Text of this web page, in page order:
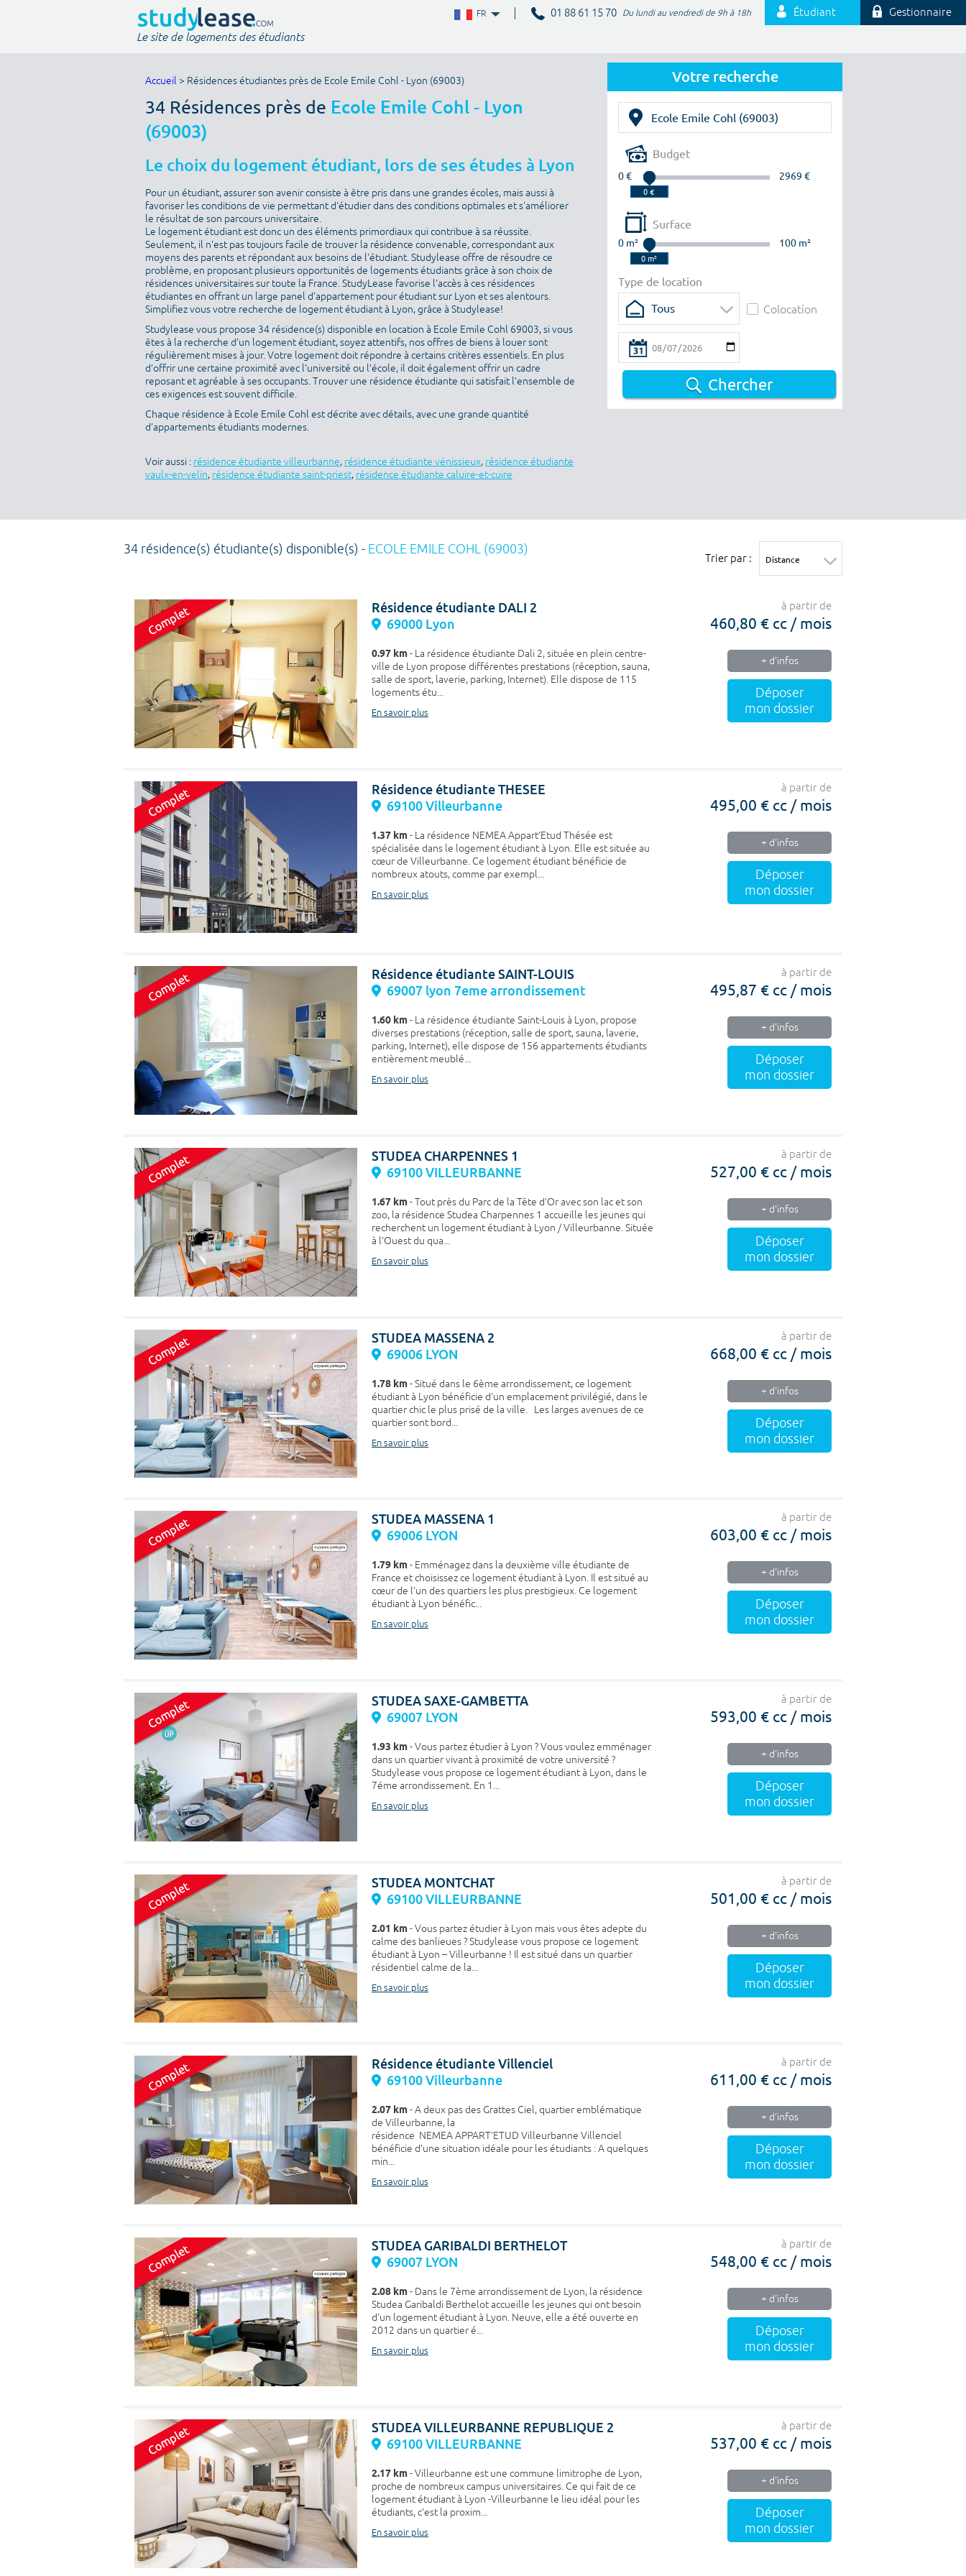
FR 01 88 61 15 70 Du lundi au vendredi de 9h à 18h Étudiant Gestionnaire
Le site de logements des étudiants
Votre recherche
Budget
0 € 2969 €
Surface
0 m² 100 m²
Type de location
Tous
Colocation
Chercher
Accueil > Résidences étudiantes près de Ecole Emile Cohl - Lyon (69003)
34 Résidences près de Ecole Emile Cohl - Lyon
(69003)
Le choix du logement étudiant, lors de ses études à Lyon
Pour un étudiant, assurer son avenir consiste à être pris dans une grandes écoles, mais aussi à
favoriser les conditions de vie permettant d'étudier dans des conditions optimales et s'améliorer
le résultat de son parcours universitaire.
Le logement étudiant est donc un des éléments primordiaux qui contribue à sa réussite.
Seulement, il n'est pas toujours facile de trouver la résidence convenable, correspondant aux
moyens des parents et répondant aux besoins de l'étudiant. Studylease offre de résoudre ce
problème, en proposant plusieurs opportunités de logements étudiants grâce à son choix de
résidences universitaires sur toute la France. StudyLease favorise l'accès à ces résidences
étudiantes en offrant un large panel d'appartement pour étudiant sur Lyon et ses alentours.
Simplifiez vous votre recherche de logement étudiant à Lyon, grâce à Studylease!
Studylease vous propose 34 résidence(s) disponible en location à Ecole Emile Cohl 69003, si vous
êtes à la recherche d’un logement étudiant, soyez attentifs, nos offres de biens à louer sont
régulièrement mises à jour. Votre logement doit répondre à certains critères essentiels. En plus
d’offrir une certaine proximité avec l’université ou l’école, il doit également offrir un cadre
reposant et agréable à ses occupants. Trouver une résidence étudiante qui satisfait l’ensemble de
ces exigences est souvent difficile.
Chaque résidence à Ecole Emile Cohl est décrite avec détails, avec une grande quantité
d’appartements étudiants modernes.
Voir aussi : résidence étudiante villeurbanne, résidence étudiante vénissieux, résidence étudiante
vaulx-en-velin, résidence étudiante saint-priest, résidence étudiante caluire-et-cuire
34 résidence(s) étudiante(s) disponible(s) - ECOLE EMILE COHL (69003)
Trier par :
Résidence étudiante DALI 2
69000 Lyon
0.97 km- La résidence étudiante Dali 2, située en plein centre-
ville de Lyon propose différentes prestations (réception, sauna,
salle de sport, laverie, parking, Internet). Elle dispose de 115
logements étu...
En savoir plus
à partir de
460,80 € cc / mois
+ d'infos
Déposer
mon dossier
Résidence étudiante THESEE
69100 Villeurbanne
1.37 km- La résidence NEMEA Appart’Etud Thésée est
spécialisée dans le logement étudiant à Lyon. Elle est située au
cœur de Villeurbanne. Ce logement étudiant bénéficie de
nombreux atouts, comme par exempl...
En savoir plus
à partir de
495,00 € cc / mois
+ d'infos
Déposer
mon dossier
Résidence étudiante SAINT-LOUIS
69007 lyon 7eme arrondissement
1.60 km- La résidence étudiante Saint-Louis à Lyon, propose
diverses prestations (réception, salle de sport, sauna, laverie,
parking, Internet), elle dispose de 156 appartements étudiants
entièrement meublé...
En savoir plus
à partir de
495,87 € cc / mois
+ d'infos
Déposer
mon dossier
STUDEA CHARPENNES 1
69100 VILLEURBANNE
1.67 km- Tout près du Parc de la Tête d'Or avec son lac et son
zoo, la résidence Studea Charpennes 1 accueille les jeunes qui
recherchent un logement étudiant à Lyon / Villeurbanne. Située
à l'Ouest du qua...
En savoir plus
à partir de
527,00 € cc / mois
+ d'infos
Déposer
mon dossier
STUDEA MASSENA 2
69006 LYON
1.78 km- Situé dans le 6ème arrondissement, ce logement
étudiant à Lyon bénéficie d'un emplacement privilégié, dans le
quartier chic le plus prisé de la ville. Les larges avenues de ce
quartier sont bord...
En savoir plus
à partir de
668,00 € cc / mois
+ d'infos
Déposer
mon dossier
STUDEA MASSENA 1
69006 LYON
1.79 km- Emménagez dans la deuxième ville étudiante de
France et choisissez ce logement étudiant à Lyon. Il est situé au
cœur de l’un des quartiers les plus prestigieux. Ce logement
étudiant à Lyon bénéfic...
En savoir plus
à partir de
603,00 € cc / mois
+ d'infos
Déposer
mon dossier
STUDEA SAXE-GAMBETTA
69007 LYON
1.93 km- Vous partez étudier à Lyon ? Vous voulez emménager
dans un quartier vivant à proximité de votre université ?
Studylease vous propose ce logement étudiant à Lyon, dans le
7éme arrondissement. En 1...
En savoir plus
à partir de
593,00 € cc / mois
+ d'infos
Déposer
mon dossier
STUDEA MONTCHAT
69100 VILLEURBANNE
2.01 km- Vous partez étudier à Lyon mais vous êtes adepte du
calme des banlieues ? Studylease vous propose ce logement
étudiant à Lyon – Villeurbanne ! Il est situé dans un quartier
résidentiel calme de la...
En savoir plus
à partir de
501,00 € cc / mois
+ d'infos
Déposer
mon dossier
Résidence étudiante Villenciel
69100 Villeurbanne
2.07 km- A deux pas des Grattes Ciel, quartier emblématique
de Villeurbanne, la
résidence NEMEA APPART'ETUD Villeurbanne Villenciel
bénéficie d'une situation idéale pour les étudiants : A quelques
min...
En savoir plus
à partir de
611,00 € cc / mois
+ d'infos
Déposer
mon dossier
STUDEA GARIBALDI BERTHELOT
69007 LYON
2.08 km- Dans le 7ème arrondissement de Lyon, la résidence
Studea Garibaldi Berthelot accueille les jeunes qui ont besoin
d'un logement étudiant à Lyon. Neuve, elle a été ouverte en
2012 dans un quartier é...
En savoir plus
à partir de
548,00 € cc / mois
+ d'infos
Déposer
mon dossier
STUDEA VILLEURBANNE REPUBLIQUE 2
69100 VILLEURBANNE
2.17 km- Villeurbanne est une commune limitrophe de Lyon,
proche de nombreux campus universitaires. Ce qui fait de ce
logement étudiant à Lyon -Villeurbanne le lieu idéal pour les
étudiants, c'est la proxim...
En savoir plus
à partir de
537,00 € cc / mois
+ d'infos
Déposer
mon dossier